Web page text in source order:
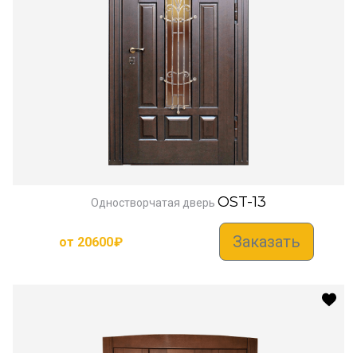
Одностворчатая дверь OST-13
от 20600₽ Заказать